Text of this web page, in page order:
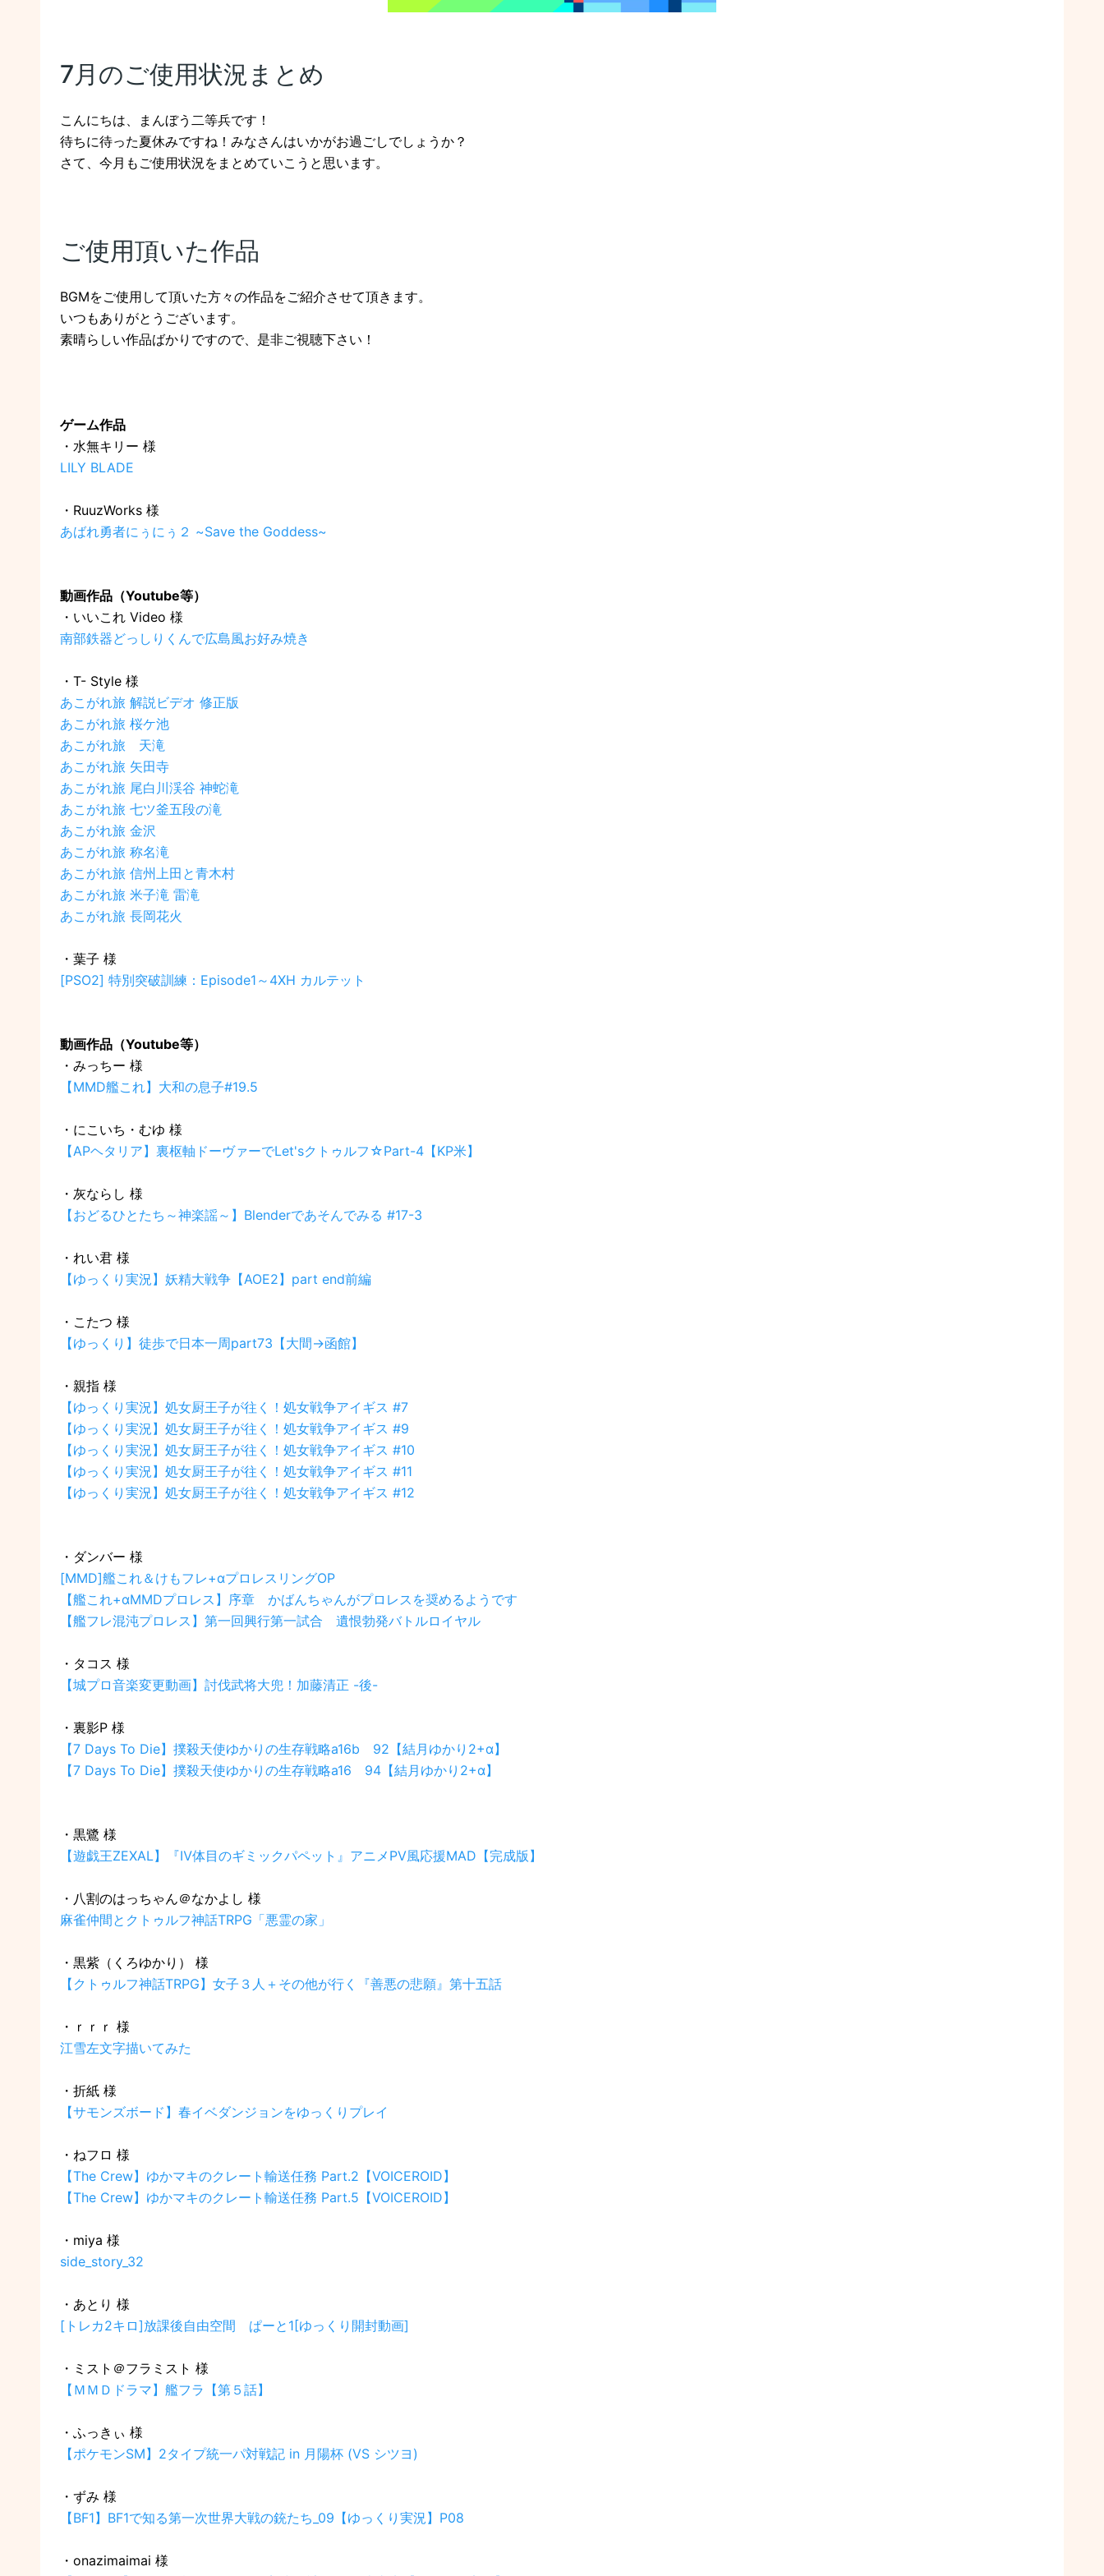
7月のご使用状況まとめ
こんにちは、まんぼう二等兵です！
待ちに待った夏休みですね！みなさんはいかがお過ごしでしょうか？
さて、今月もご使用状況をまとめていこうと思います。
ご使用頂いた作品
BGMをご使用して頂いた方々の作品をご紹介させて頂きます。
いつもありがとうございます。
素晴らしい作品ばかりですので、是非ご視聴下さい！
ゲーム作品
・水無キリー 様
LILY BLADE
・RuuzWorks 様
あばれ勇者にぅにぅ２ ~Save the Goddess~
動画作品（Youtube等）
・いいこれ Video 様
南部鉄器どっしりくんで広島風お好み焼き
・T- Style 様
あこがれ旅 解説ビデオ 修正版
あこがれ旅 桜ケ池
あこがれ旅 天滝
あこがれ旅 矢田寺
あこがれ旅 尾白川渓谷 神蛇滝
あこがれ旅 七ツ釜五段の滝
あこがれ旅 金沢
あこがれ旅 称名滝
あこがれ旅 信州上田と青木村
あこがれ旅 米子滝 雷滝
あこがれ旅 長岡花火
・葉子 様
[PSO2] 特別突破訓練：Episode1～4XH カルテット
動画作品（Youtube等）
・みっちー 様
【MMD艦これ】大和の息子#19.5
・にこいち・むゆ 様
【APヘタリア】裏枢軸ドーヴァーでLet'sクトゥルフ☆Part-4【KP米】
・灰ならし 様
【おどるひとたち～神楽謡～】Blenderであそんでみる #17-3
・れい君 様
【ゆっくり実況】妖精大戦争【AOE2】part end前編
・こたつ 様
【ゆっくり】徒歩で日本一周part73【大間→函館】
・親指 様
【ゆっくり実況】処女厨王子が往く！処女戦争アイギス #7
【ゆっくり実況】処女厨王子が往く！処女戦争アイギス #9
【ゆっくり実況】処女厨王子が往く！処女戦争アイギス #10
【ゆっくり実況】処女厨王子が往く！処女戦争アイギス #11
【ゆっくり実況】処女厨王子が往く！処女戦争アイギス #12
・ダンバー 様
[MMD]艦これ＆けもフレ+αプロレスリングOP
【艦これ+αMMDプロレス】序章 かばんちゃんがプロレスを奨めるようです
【艦フレ混沌プロレス】第一回興行第一試合 遺恨勃発バトルロイヤル
・タコス 様
【城プロ音楽変更動画】討伐武将大兜！加藤清正 -後-
・裏影P 様
【7 Days To Die】撲殺天使ゆかりの生存戦略a16b 92【結月ゆかり2+α】
【7 Days To Die】撲殺天使ゆかりの生存戦略a16 94【結月ゆかり2+α】
・黒鷺 様
【遊戯王ZEXAL】『Ⅳ体目のギミックパペット』アニメPV風応援MAD【完成版】
・八割のはっちゃん＠なかよし 様
麻雀仲間とクトゥルフ神話TRPG「悪霊の家」
・黒紫（くろゆかり） 様
【クトゥルフ神話TRPG】女子３人＋その他が行く『善悪の悲願』第十五話
・ｒｒｒ 様
江雪左文字描いてみた
・折紙 様
【サモンズボード】春イベダンジョンをゆっくりプレイ
・ねフロ 様
【The Crew】ゆかマキのクレート輸送任務 Part.2【VOICEROID】
【The Crew】ゆかマキのクレート輸送任務 Part.5【VOICEROID】
・miya 様
side_story_32
・あとり 様
[トレカ2キロ]放課後自由空間 ぱーと1[ゆっくり開封動画]
・ミスト＠フラミスト 様
【ＭＭＤドラマ】艦フラ【第５話】
・ふっきぃ 様
【ポケモンSM】2タイプ統一パ対戦記 in 月陽杯 (VS シツヨ)
・ずみ 様
【BF1】BF1で知る第一次世界大戦の銃たち_09【ゆっくり実況】P08
・onazimaimai 様